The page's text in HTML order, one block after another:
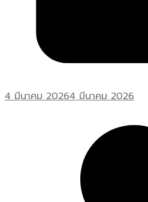
4 มีนาคม 20264 มีนาคม 2026